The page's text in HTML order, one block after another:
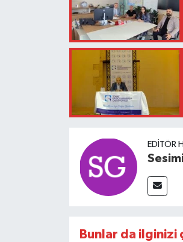
EDITÖR
Bunlar da ilginizi